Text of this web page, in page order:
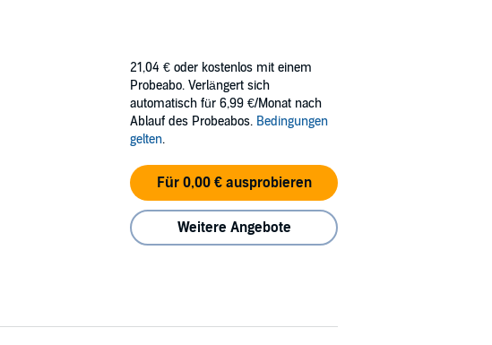
21,04 € oder kostenlos mit einem
Probeabo. Verlängert sich
automatisch für 6,99 €/Monat nach
Ablauf des Probeabos. Bedingungen
gelten.
Für 0,00 € ausprobieren
Weitere Angebote